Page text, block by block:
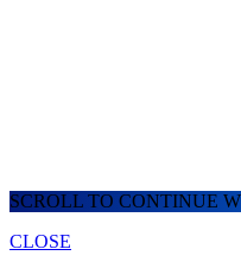
SCROLL TO CONTINUE
CLOSE